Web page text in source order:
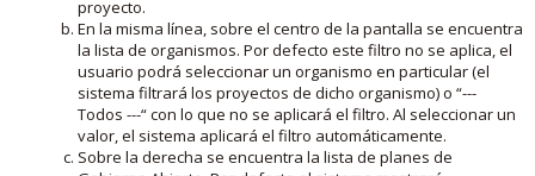
proyecto.
En la misma línea, sobre el centro de la pantalla se encuentra
la lista de organismos. Por defecto este filtro no se aplica, el
usuario podrá seleccionar un organismo en particular (el
sistema filtrará los proyectos de dicho organismo) o “---
Todos ---“ con lo que no se aplicará el filtro. Al seleccionar un
valor, el sistema aplicará el filtro automáticamente.
Sobre la derecha se encuentra la lista de planes de